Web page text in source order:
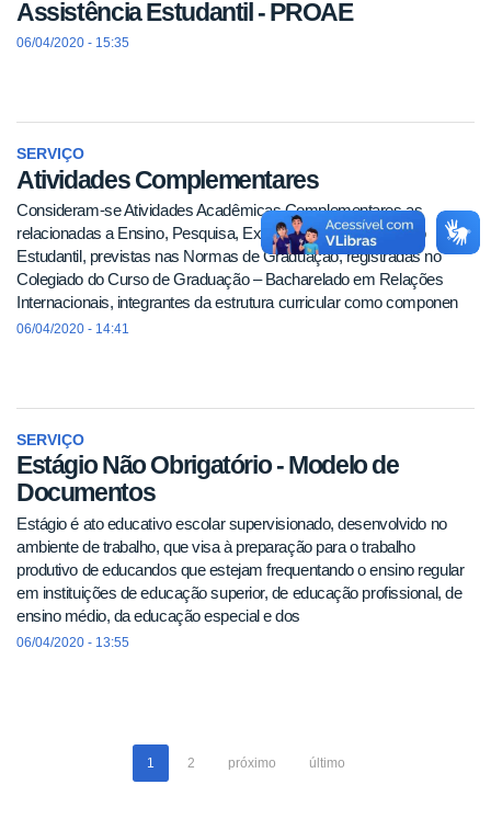
Assistência Estudantil - PROAE
06/04/2020 - 15:35
SERVIÇO
Atividades Complementares
Consideram-se Atividades Acadêmicas Complementares as
relacionadas a Ensino, Pesquisa, Extensão e Representação
Estudantil, previstas nas Normas de Graduação, registradas no
Colegiado do Curso de Graduação – Bacharelado em Relações
Internacionais, integrantes da estrutura curricular como componen
06/04/2020 - 14:41
SERVIÇO
Estágio Não Obrigatório - Modelo de
Documentos
Estágio é ato educativo escolar supervisionado, desenvolvido no
ambiente de trabalho, que visa à preparação para o trabalho
produtivo de educandos que estejam frequentando o ensino regular
em instituições de educação superior, de educação profissional, de
ensino médio, da educação especial e dos
06/04/2020 - 13:55
1 2 próximo último